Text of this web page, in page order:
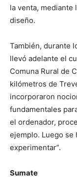
la venta, mediante
diseño.
También, durante
llevó adelante el
Comuna Rural de
kilómetros de
incorporaron
fundamentales
el ordenador,
ejemplo. Luego se
experimentar”.
Sumate